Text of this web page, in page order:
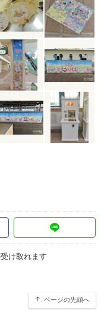
け取れます
ページの先頭へ